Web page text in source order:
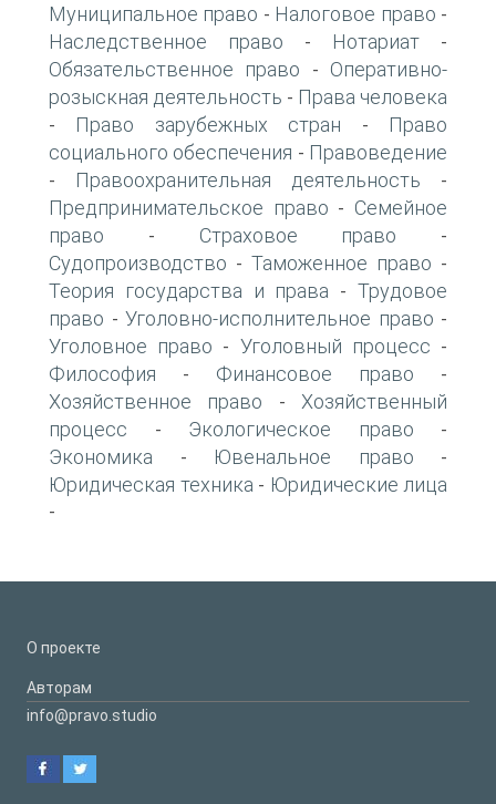
Муниципальное право - Налоговое право -
Наследственное право - Нотариат -
Обязательственное право - Оперативно-
розыскная деятельность - Права человека
- Право зарубежных стран -
Право
социального обеспечения - Правоведение
- Правоохранительная деятельность -
Предпринимательское право - Семейное
право - Страховое право -
Судопроизводство - Таможенное право -
Теория государства и права -Трудовое
право - Уголовно-исполнительное право -
Уголовное право - Уголовный процесс -
Философия - Финансовое право -
Хозяйственное право - Хозяйственный
процесс - Экологическое право -
Экономика - Ювенальное право -
Юридическая техника - Юридические лица
-
О проекте
Авторам
info@pravo.studio